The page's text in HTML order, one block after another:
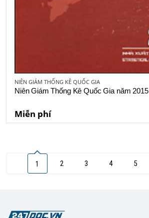
NIÊN GIÁM THỐNG KÊ QUỐC GIA
Niên Giám Thống Kê Quốc Gia năm 2015
Miễn phí
1 2 3 4 5